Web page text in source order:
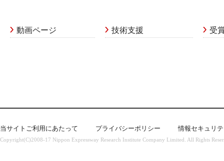
動画ページ 技術支援 受
当サイトご利用にあたって プライバシーポリシー 情報セキュリ
Copyright(C)2008-17 Nippon Expressway Research Institute Company Limited. All Rights